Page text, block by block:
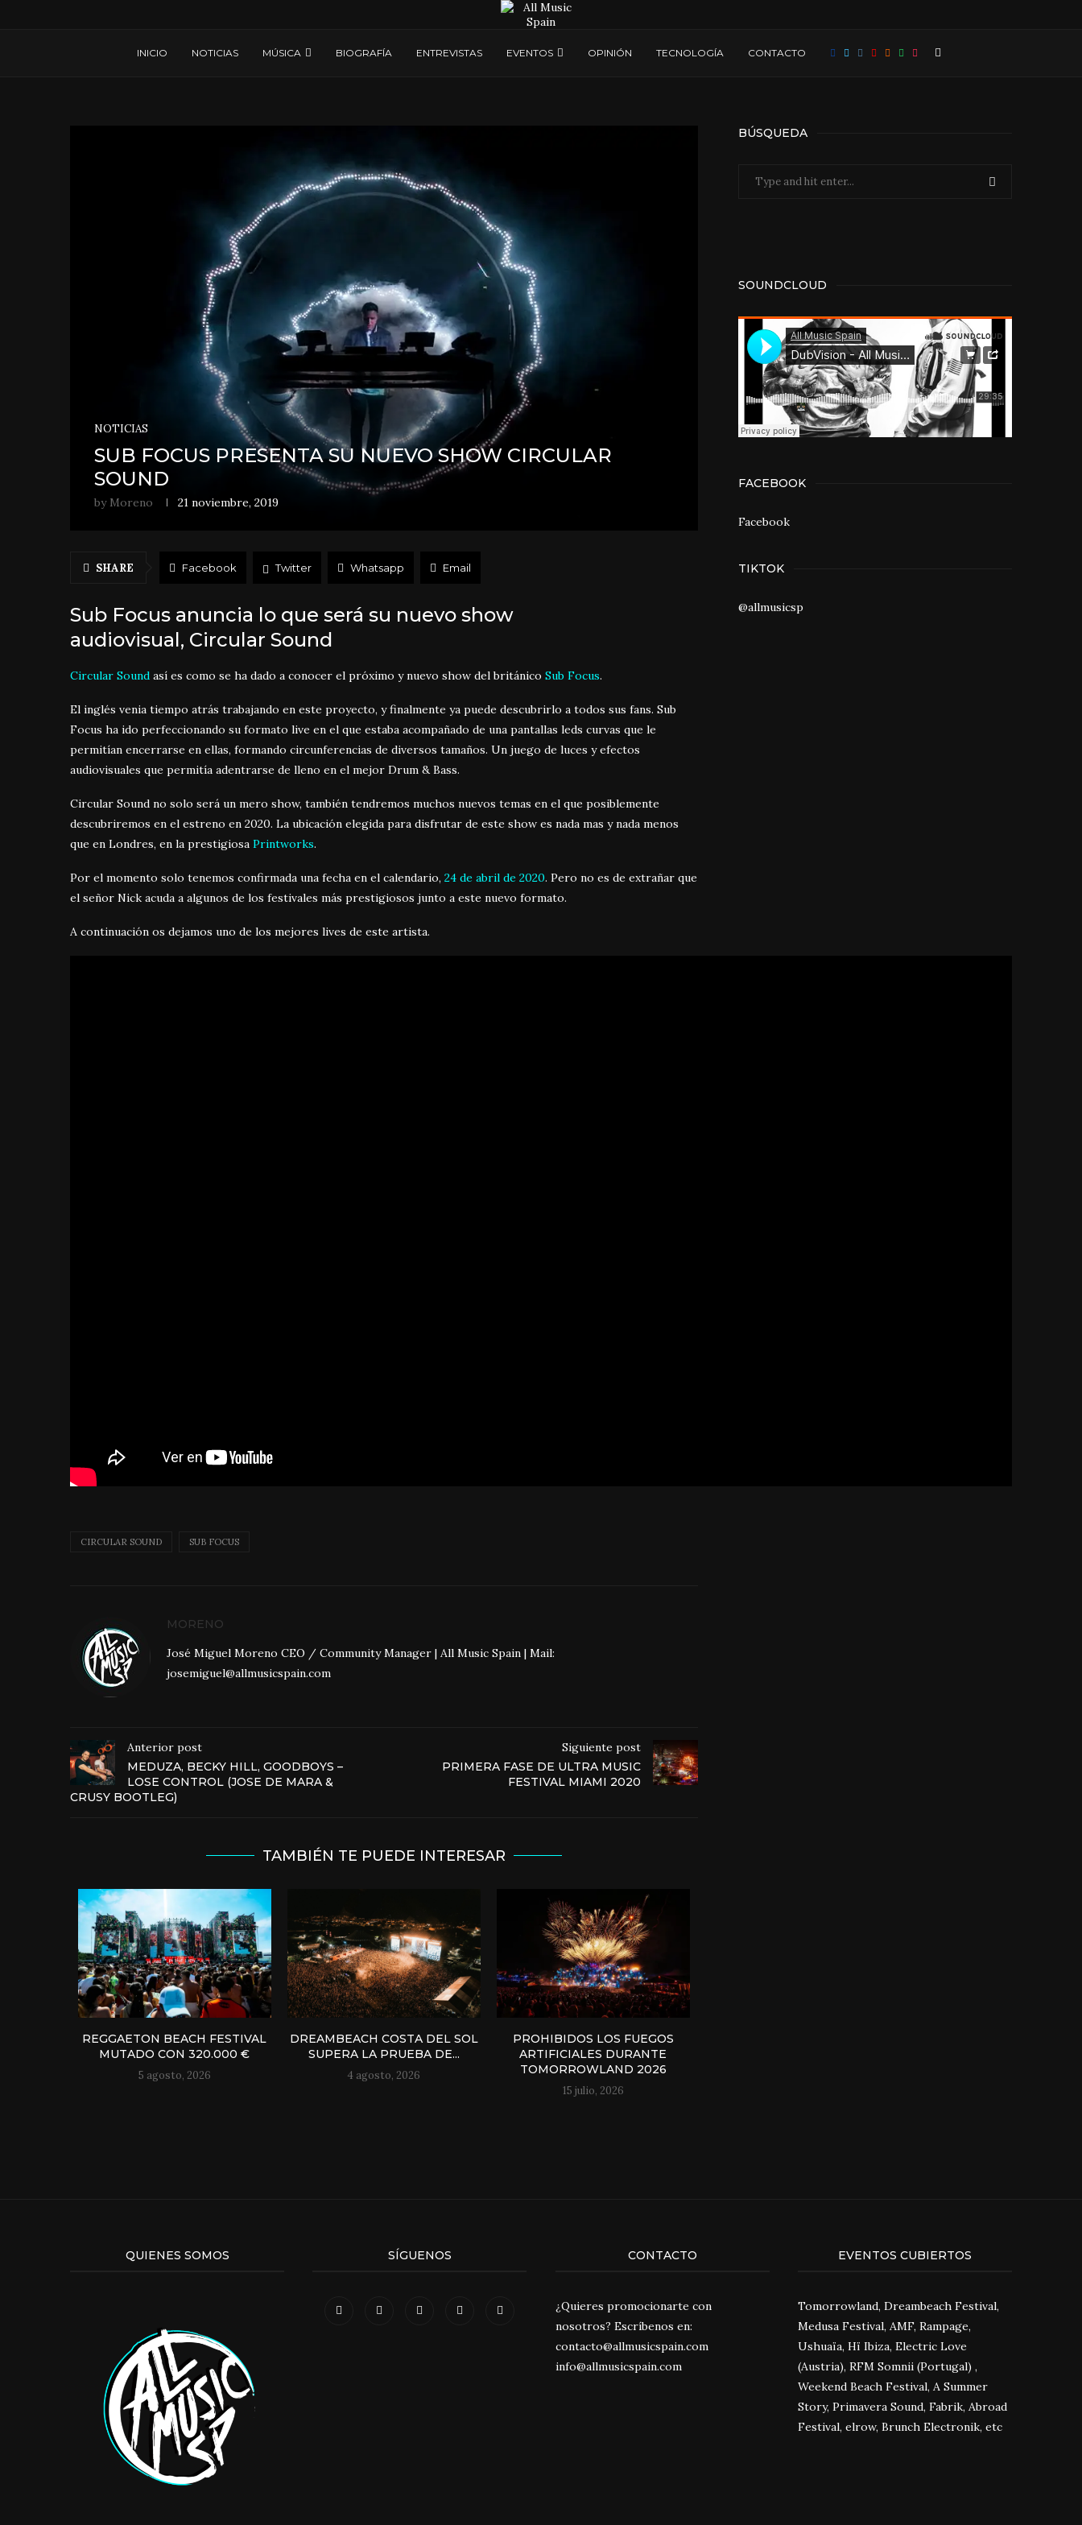
INICIO NOTICIAS MÚSICA BIOGRAFÍA ENTREVISTAS EVENTOS OPINIÓN TECNOLOGÍA CONTACTO
NOTICIAS
SUB FOCUS PRESENTA SU NUEVO SHOW CIRCULAR
SOUND
by Moreno 21 noviembre, 2019
SHARE Facebook Twitter Whatsapp Email
Sub Focus anuncia lo que será su nuevo show
audiovisual, Circular Sound
Circular Sound así es como se ha dado a conocer el próximo y nuevo show del británico Sub Focus.
El inglés venia tiempo atrás trabajando en este proyecto, y finalmente ya puede descubrirlo a todos sus fans. Sub
Focus ha ido perfeccionando su formato live en el que estaba acompañado de una pantallas leds curvas que le
permitían encerrarse en ellas, formando circunferencias de diversos tamaños. Un juego de luces y efectos
audiovisuales que permitía adentrarse de lleno en el mejor Drum & Bass.
Circular Sound no solo será un mero show, también tendremos muchos nuevos temas en el que posiblemente
descubriremos en el estreno en 2020. La ubicación elegida para disfrutar de este show es nada mas y nada menos
que en Londres, en la prestigiosa Printworks.
Por el momento solo tenemos confirmada una fecha en el calendario, 24 de abril de 2020. Pero no es de extrañar que
el señor Nick acuda a algunos de los festivales más prestigiosos junto a este nuevo formato.
A continuación os dejamos uno de los mejores lives de este artista.
CIRCULAR SOUND SUB FOCUS
MORENO
José Miguel Moreno CEO / Community Manager | All Music Spain | Mail:
josemiguel@allmusicspain.com
Anterior post
MEDUZA, BECKY HILL, GOODBOYS –
LOSE CONTROL (JOSE DE MARA &
CRUSY BOOTLEG)
Siguiente post
PRIMERA FASE DE ULTRA MUSIC
FESTIVAL MIAMI 2020
TAMBIÉN TE PUEDE INTERESAR
REGGAETON BEACH FESTIVAL
MUTADO CON 320.000 €
5 agosto, 2026
DREAMBEACH COSTA DEL SOL
SUPERA LA PRUEBA DE...
4 agosto, 2026
PROHIBIDOS LOS FUEGOS
ARTIFICIALES DURANTE
TOMORROWLAND 2026
15 julio, 2026
BÚSQUEDA
SOUNDCLOUD
FACEBOOK
Facebook
TIKTOK
@allmusicsp
QUIENES SOMOS SÍGUENOS CONTACTO
¿Quieres promocionarte con
nosotros? Escríbenos en:
contacto@allmusicspain.com
info@allmusicspain.com
EVENTOS CUBIERTOS
Tomorrowland, Dreambeach Festival,
Medusa Festival, AMF, Rampage,
Ushuaïa, Hï Ibiza, Electric Love
(Austria), RFM Somnii (Portugal) ,
Weekend Beach Festival, A Summer
Story, Primavera Sound, Fabrik, Abroad
Festival, elrow, Brunch Electronik, etc